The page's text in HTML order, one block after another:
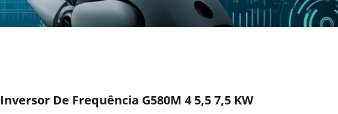
Inversor De Frequência G580M 4 5,5 7,5 KW